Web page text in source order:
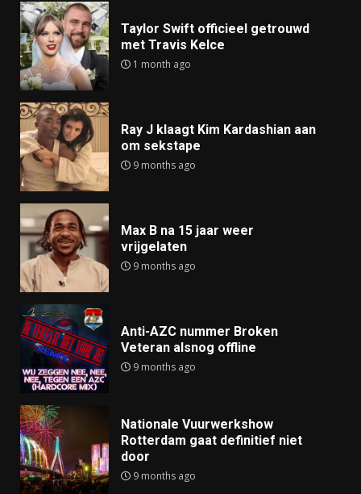
Taylor Swift officieel getrouwd
met Travis Kelce
1 month ago
Ray J klaagt Kim Kardashian aan
om sekstape
9 months ago
Max B na 15 jaar weer
vrijgelaten
9 months ago
Anti-AZC nummer Broken
Veteran alsnog offline
9 months ago
Nationale Vuurwerkshow
Rotterdam gaat definitief niet
door
9 months ago